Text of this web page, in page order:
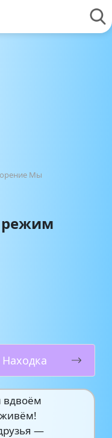
Мы
Находка
вдвоём
—